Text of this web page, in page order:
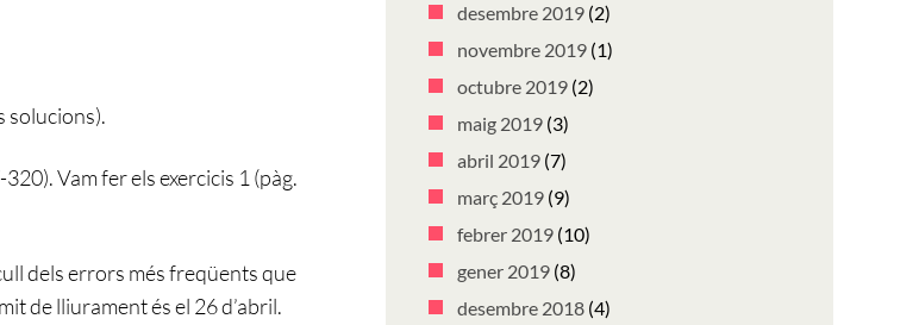
solucions).
Vam fer els exercicis 1 (pàg.
dels errors més freqüents que
de lliurament és el 26 d’abril.
desembre 2019 (2)
novembre 2019 (1)
octubre 2019 (2)
maig 2019 (3)
abril 2019 (7)
març 2019 (9)
febrer 2019 (10)
gener 2019 (8)
desembre 2018 (4)